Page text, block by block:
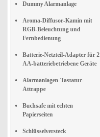
Dummy Alarmanlage
Aroma-Diffusor-Kamin mit
RGB-Beleuchtung und
Fernbedienung
Batterie-Netzteil-Adapter für 2
AA-batteriebetriebene Geräte
Alarmanlagen-Tastatur-
Attrappe
Buchsafe mit echten
Papierseiten
Schlüsselversteck